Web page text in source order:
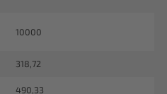
10000
318,72
490,33